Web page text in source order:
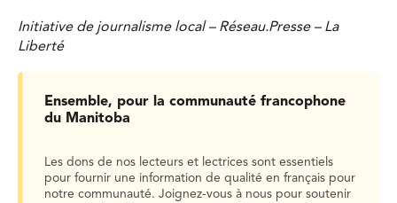
Initiative de journalisme local – Réseau.Presse – La
Liberté
Ensemble, pour la communauté francophone
du Manitoba
Les dons de nos lecteurs et lectrices sont essentiels
pour fournir une information de qualité en français pour
notre communauté. Joignez-vous à nous pour soutenir